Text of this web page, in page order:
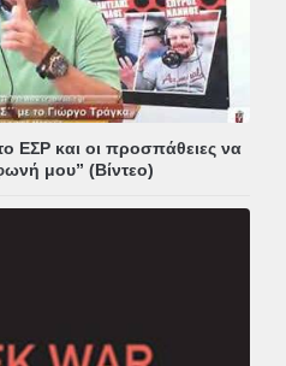
ΕΣΡ και οι προσπάθειες να
μου” (Βίντεο)